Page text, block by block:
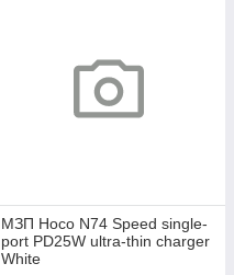
МЗП Hoco N74 Speed single-
port PD25W ultra-thin charger
White